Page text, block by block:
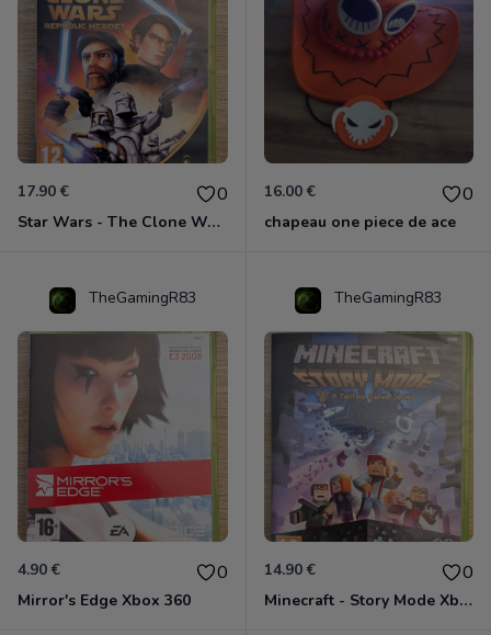
17.90 € 0
Star Wars - The Clone Wars - Les Héros De La République Xbox 360
16.00 € 0
chapeau one piece de ace
TheGamingR83
4.90 € 0
Mirror's Edge Xbox 360
TheGamingR83
14.90 € 0
Minecraft - Story Mode Xbox 360